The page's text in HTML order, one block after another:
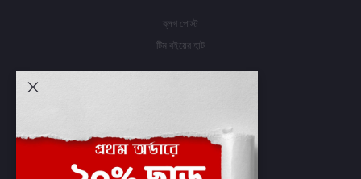
ব্লগ পোস্ট
টিম বইয়ের হাট
প্রবেশ করুন
অর্ডার ইতিহাস
আমার ইচ্ছাগুলি